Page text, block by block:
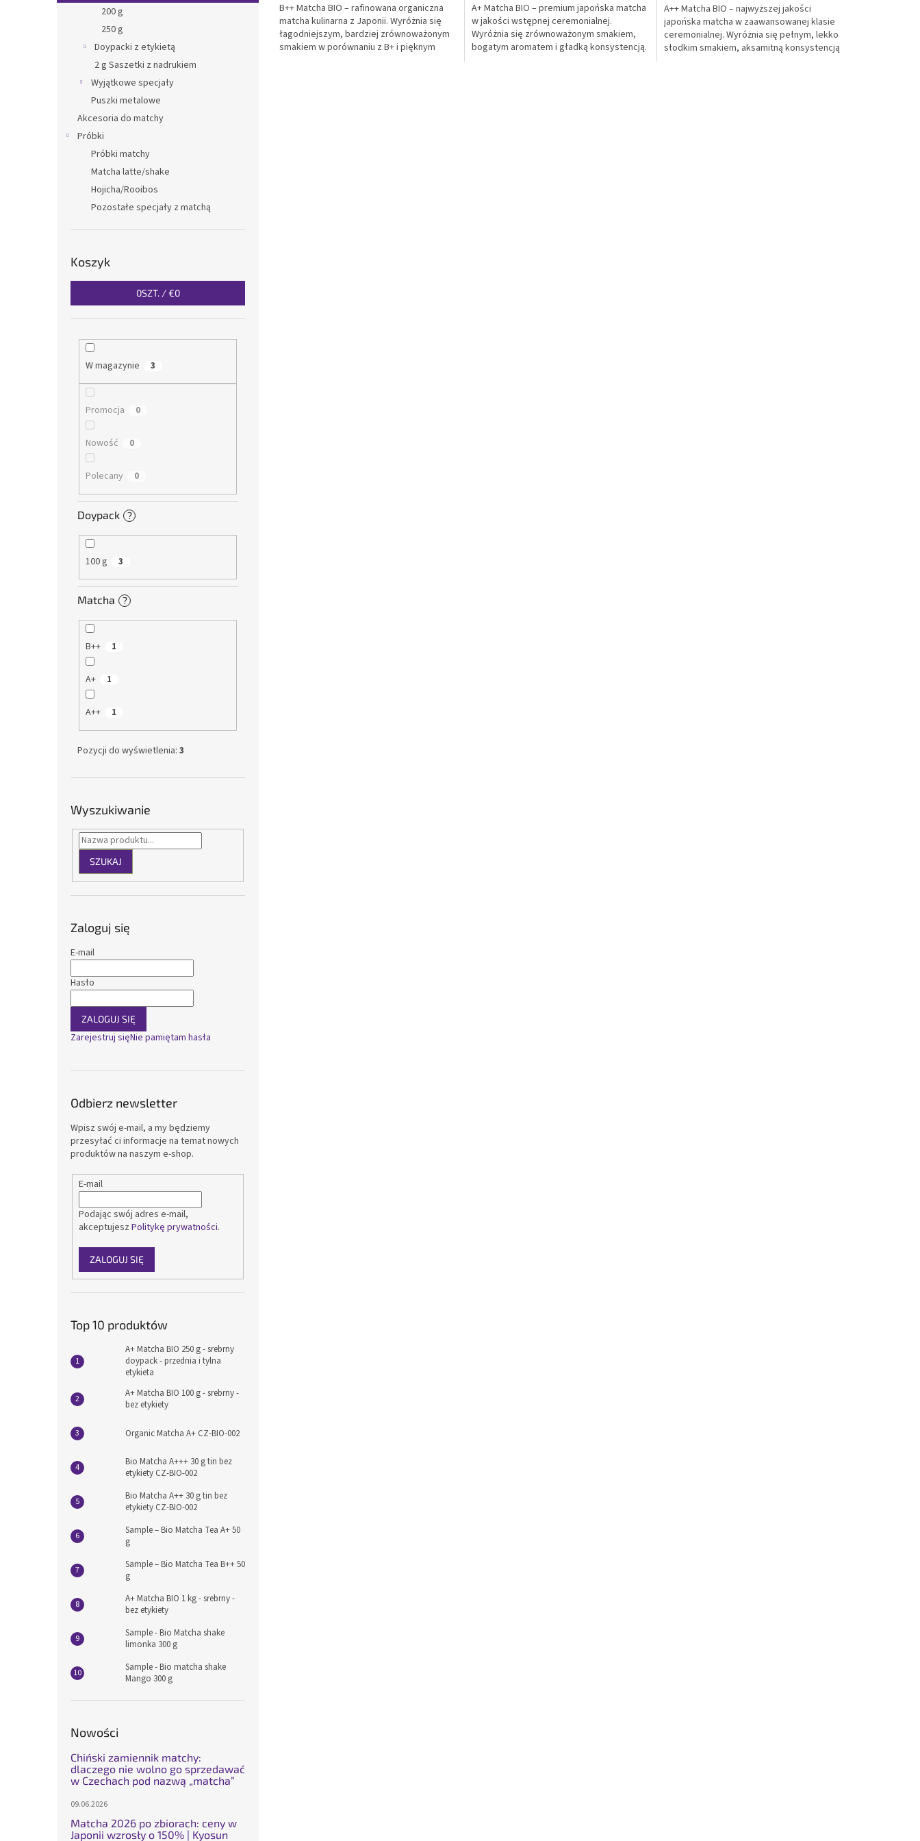
200 g
250 g
Doypacki z etykietą
2 g Saszetki z nadrukiem
Wyjątkowe specjały
Puszki metalowe
Akcesoria do matchy
Próbki
Próbki matchy
Matcha latte/shake
Hojicha/Rooibos
Pozostałe specjały z matchą
Koszyk
0SZT. /€0
W magazynie 3
Promocja 0
Nowość 0
Polecany 0
Doypack ?
100 g 3
Matcha ?
B++ 1
A+ 1
A++ 1
Pozycji do wyświetlenia: 3
Wyszukiwanie
SZUKAJ
Zaloguj się
E-mail
Hasło
ZALOGUJ SIĘ
Zarejestruj sięNie pamiętam hasła
Odbierz newsletter
Wpisz swój e-mail, a my będziemy
przesyłać ci informacje na temat nowych
produktów na naszym e-shop.
E-mail
Podając swój adres e-mail,
akceptujesz Politykę prywatności.
ZALOGUJ SIĘ
Top 10 produktów
A+ Matcha BIO 250 g - srebrny
doypack - przednia i tylna
etykieta
A+ Matcha BIO 100 g - srebrny -
bez etykiety
Organic Matcha A+ CZ-BIO-002
Bio Matcha A+++ 30 g tin bez
etykiety CZ-BIO-002
Bio Matcha A++ 30 g tin bez
etykiety CZ-BIO-002
Sample – Bio Matcha Tea A+ 50
g
Sample – Bio Matcha Tea B++ 50
g
A+ Matcha BIO 1 kg - srebrny -
bez etykiety
Sample - Bio Matcha shake
limonka 300 g
Sample - Bio matcha shake
Mango 300 g
Nowości
Chiński zamiennik matchy:
dlaczego nie wolno go sprzedawać
w Czechach pod nazwą „matcha”
09.06.2026
Matcha 2026 po zbiorach: ceny w
Japonii wzrosły o 150% | Kyosun
B++ Matcha BIO – rafinowana organiczna
matcha kulinarna z Japonii. Wyróżnia się
łagodniejszym, bardziej zrównoważonym
smakiem w porównaniu z B+ i pięknym
A+ Matcha BIO – premium japońska matcha
w jakości wstępnej ceremonialnej.
Wyróżnia się zrównoważonym smakiem,
bogatym aromatem i gładką konsystencją.
A++ Matcha BIO – najwyższej jakości
japońska matcha w zaawansowanej klasie
ceremonialnej. Wyróżnia się pełnym, lekko
słodkim smakiem, aksamitną konsystencją